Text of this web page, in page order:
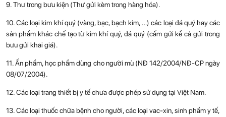
9. Thư trong bưu kiện (Thư gửi kèm trong hàng hóa).
10. Các loại kim khí quý (vàng, bạc, bạch kim, …) các loại đá quý hay các
sản phẩm khác chế tạo từ kim khí quý, đá quý (cấm gửi kể cả gửi trong
bưu gửi khai giá).
11. Ấn phẩm, học phẩm dùng cho người mù (NĐ 142/2004/NĐ-CP ngày
08/07/2004).
12. Các loại trang thiết bị y tế chưa được phép sử dụng tại Việt Nam.
13. Các loại thuốc chữa bệnh cho người, các loại vac-xin, sinh phẩm y tế,